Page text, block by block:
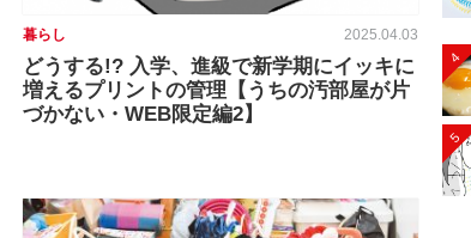
暮らし 2025.04.03
どうする!? 入学、進級で新学期にイッキに
増えるプリントの管理【うちの汚部屋が片
づかない・WEB限定編2】
4
5